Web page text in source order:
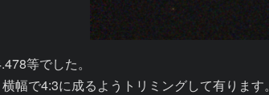
等でした。
幅で4:3に成るようトリミングして有ります。